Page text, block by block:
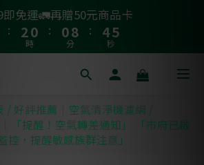
即免運🚛再贈50元商品卡
:
3
2
1
1
0
時
:
1
0
9
8
7
4
3
2
分
:
5
4
3
0
4
3
2
1
秒
即免運🚛再贈50元商品卡
:
3
2
1
1
0
時
:
1
0
9
8
7
4
3
2
分
:
5
4
3
0
4
3
2
1
秒
汽車濾網買一送一 >>
防潑水升級款79折起 >>
6
5
9
8
4
3
9
8
4
3
8
7
9
7
6
/好評推薦｜空氣清淨機濾網 /
「提醒！空氣轉差通知」 「市府已啟
控，提醒敏感族群注意」